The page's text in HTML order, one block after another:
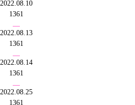
2022.08.10
1361
2022.08.13
1361
2022.08.14
1361
2022.08.25
1361